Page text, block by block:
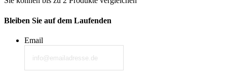
Bleiben Sie auf dem Laufenden
Email